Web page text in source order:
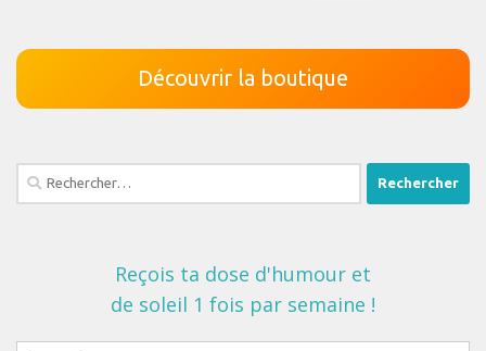
Découvrir la boutique
Rechercher :